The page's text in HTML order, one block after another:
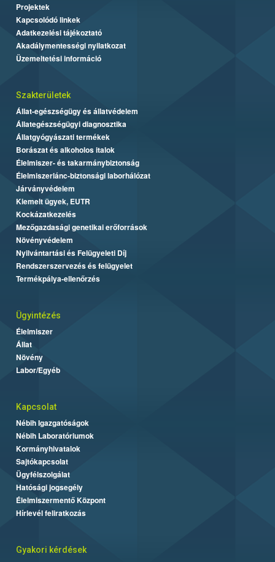
Projektek
Kapcsolódó linkek
Adatkezelési tájékoztató
Akadálymentességi nyilatkozat
Üzemeltetési információ
Szakterületek
Állat-egészségügy és állatvédelem
Állategészségügyi diagnosztika
Állatgyógyászati termékek
Borászat és alkoholos italok
Élelmiszer- és takarmánybiztonság
Élelmiszerlánc-biztonsági laborhálózat
Járványvédelem
Kiemelt ügyek, EUTR
Kockázatkezelés
Mezőgazdasági genetikai erőforrások
Növényvédelem
Nyilvántartási és Felügyeleti Díj
Rendszerszervezés és felügyelet
Termékpálya-ellenőrzés
Ügyintézés
Élelmiszer
Állat
Növény
Labor/Egyéb
Kapcsolat
Nébih Igazgatóságok
Nébih Laboratóriumok
Kormányhivatalok
Sajtókapcsolat
Ügyfélszolgálat
Hatósági jogsegély
Élelmiszermentő Központ
Hírlevél feliratkozás
Gyakori kérdések